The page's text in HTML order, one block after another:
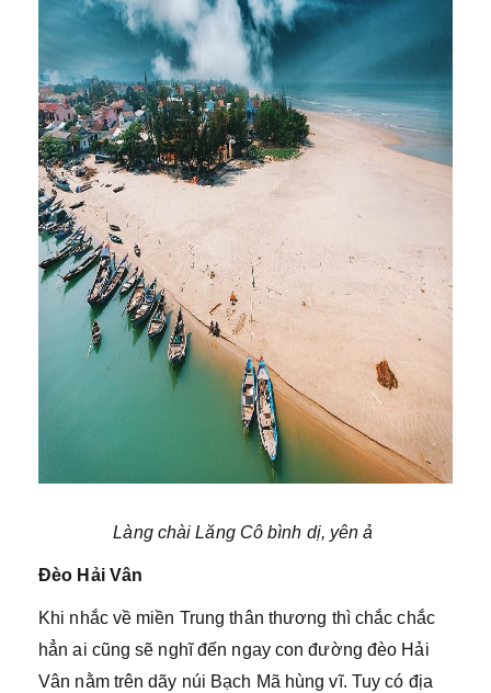
Làng chài Lăng Cô bình dị, yên ả
Đèo Hải Vân
Khi nhắc về miền Trung thân thương thì chắc chắc
hẳn ai cũng sẽ nghĩ đến ngay con đường đèo Hải
Vân nằm trên dãy núi Bạch Mã hùng vĩ. Tuy có địa